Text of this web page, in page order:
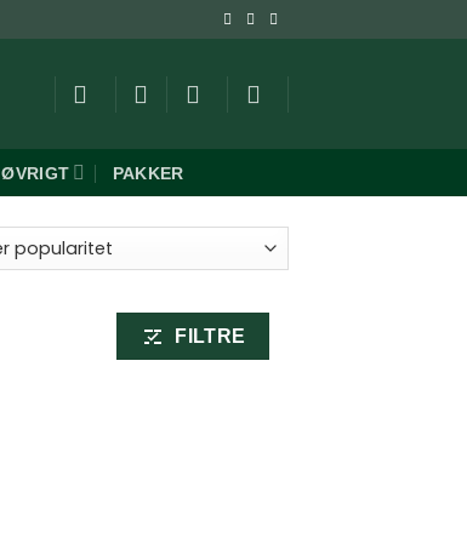
ØVRIGT PAKKER
FILTRE